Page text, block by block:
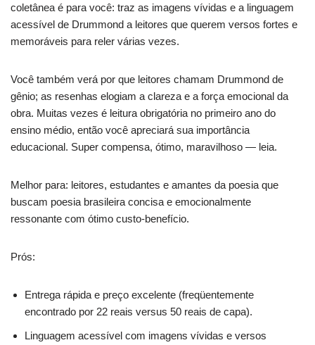
coletânea é para você: traz as imagens vívidas e a linguagem
acessível de Drummond a leitores que querem versos fortes e
memoráveis para reler várias vezes.
Você também verá por que leitores chamam Drummond de
gênio; as resenhas elogiam a clareza e a força emocional da
obra. Muitas vezes é leitura obrigatória no primeiro ano do
ensino médio, então você apreciará sua importância
educacional. Super compensa, ótimo, maravilhoso — leia.
Melhor para: leitores, estudantes e amantes da poesia que
buscam poesia brasileira concisa e emocionalmente
ressonante com ótimo custo‑benefício.
Prós:
Entrega rápida e preço excelente (freqüentemente
encontrado por 22 reais versus 50 reais de capa).
Linguagem acessível com imagens vívidas e versos